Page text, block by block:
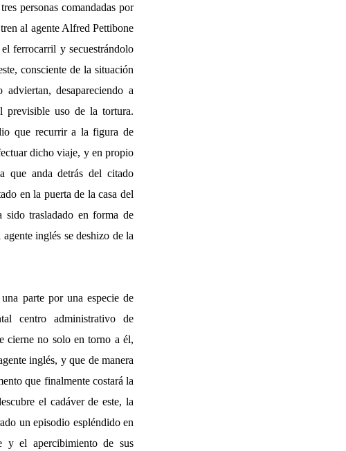
personas comandadas por
al agente Alfred Pettibone
ferrocarril y secuestrándolo
consciente de la situación
desapareciendo a
previsible uso de la tortura.
que recurrir a la figura de
dicho viaje, y en propio
que anda detrás del citado
en la puerta de la casa del
sido trasladado en forma de
inglés se deshizo de la
parte por una especie de
centro administrativo de
cierne no solo en torno a él,
inglés, y que de manera
que finalmente costará la
el cadáver de este, la
un episodio espléndido en
y el apercibimiento de sus